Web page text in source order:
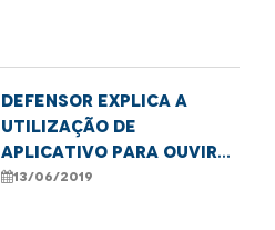
Defensor explica a
utilização de
aplicativo para ouvir
pessoas com
13/06/2019